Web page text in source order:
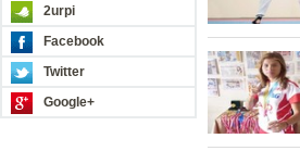
2urpi
Facebook
Twitter
Google+